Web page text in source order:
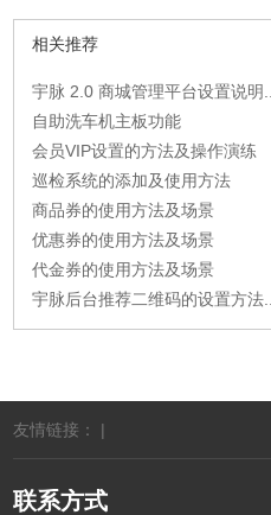
相关推荐
宇脉 2.0 商城管理平台设置说明...
自助洗车机主板功能
会员VIP设置的方法及操作演练
巡检系统的添加及使用方法
商品券的使用方法及场景
优惠券的使用方法及场景
代金券的使用方法及场景
宇脉后台推荐二维码的设置方法...
友情链接： |
联系方式